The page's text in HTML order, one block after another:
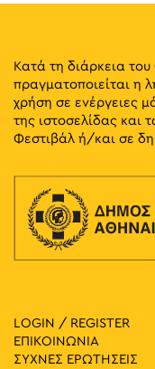
Κατά τη διάρκεια
πραγματοποιείται η
χρήση σε ενέργειες
της ιστοσελίδας και
Φεστιβάλ ή/και σε
LOGIN / REGISTER
ΕΠΙΚΟΙΝΩΝΙΑ
ΣΥΧΝΕΣ ΕΡΩΤΗΣΕΙΣ